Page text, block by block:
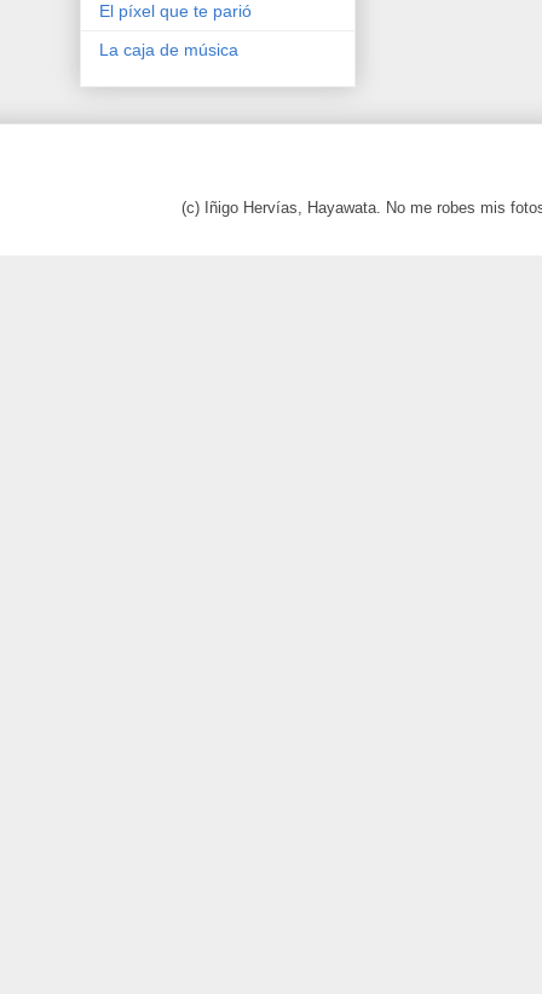
El píxel que te parió
La caja de música
(c) Iñigo Hervías, Hayawata. No me robes mis